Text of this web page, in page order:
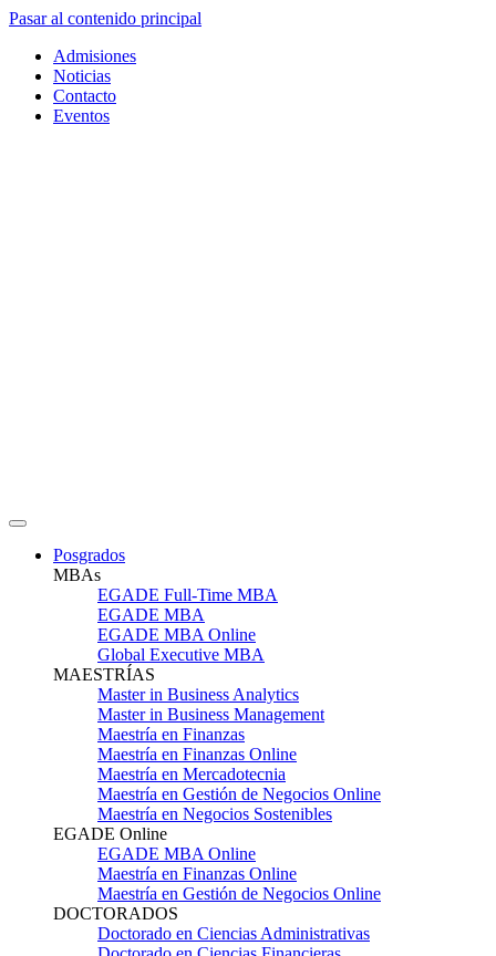
Pasar al contenido principal
Admisiones
Noticias
Contacto
Eventos
Posgrados
MBAs
EGADE Full-Time MBA
EGADE MBA
EGADE MBA Online
Global Executive MBA
MAESTRÍAS
Master in Business Analytics
Master in Business Management
Maestría en Finanzas
Maestría en Finanzas Online
Maestría en Mercadotecnia
Maestría en Gestión de Negocios Online
Maestría en Negocios Sostenibles
EGADE Online
EGADE MBA Online
Maestría en Finanzas Online
Maestría en Gestión de Negocios Online
DOCTORADOS
Doctorado en Ciencias Administrativas